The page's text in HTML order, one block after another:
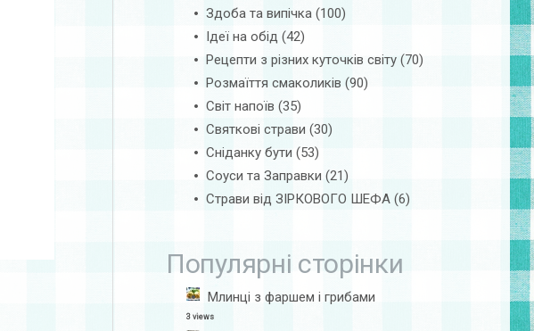
Здоба та випічка (100)
Ідеї на обід (42)
Рецепти з різних куточків світу (70)
Розмаїття смаколиків (90)
Світ напоїв (35)
Святкові страви (30)
Сніданку бути (53)
Соуси та Заправки (21)
Страви від ЗІРКОВОГО ШЕФА (6)
Популярні сторінки
Млинці з фаршем і грибами
3 views